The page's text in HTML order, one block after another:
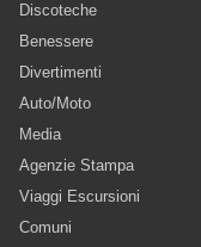
Discoteche
Benessere
Divertimenti
Auto/Moto
Media
Agenzie Stampa
Viaggi Escursioni
Comuni